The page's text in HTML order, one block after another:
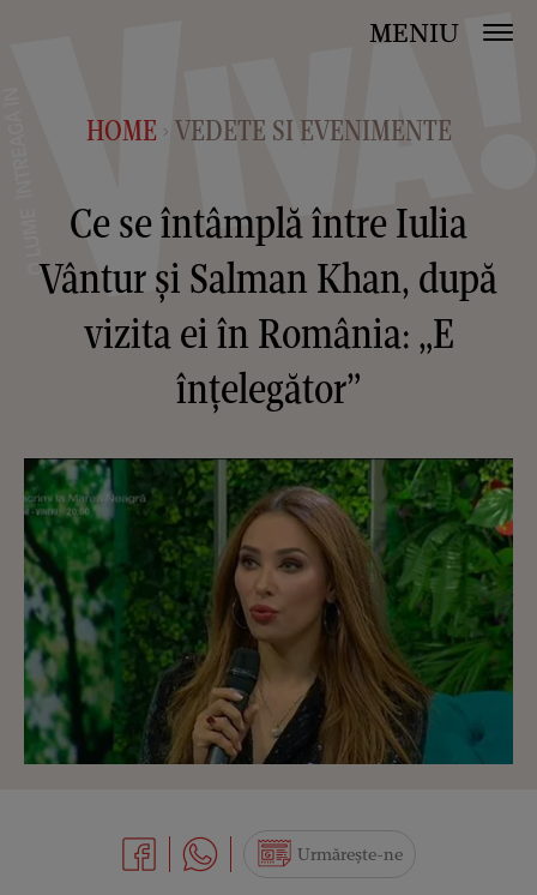
MENIU
HOME > VEDETE SI EVENIMENTE
Ce se întâmplă între Iulia
Vântur și Salman Khan, după
vizita ei în România: „E
înțelegător”
Urmărește-ne